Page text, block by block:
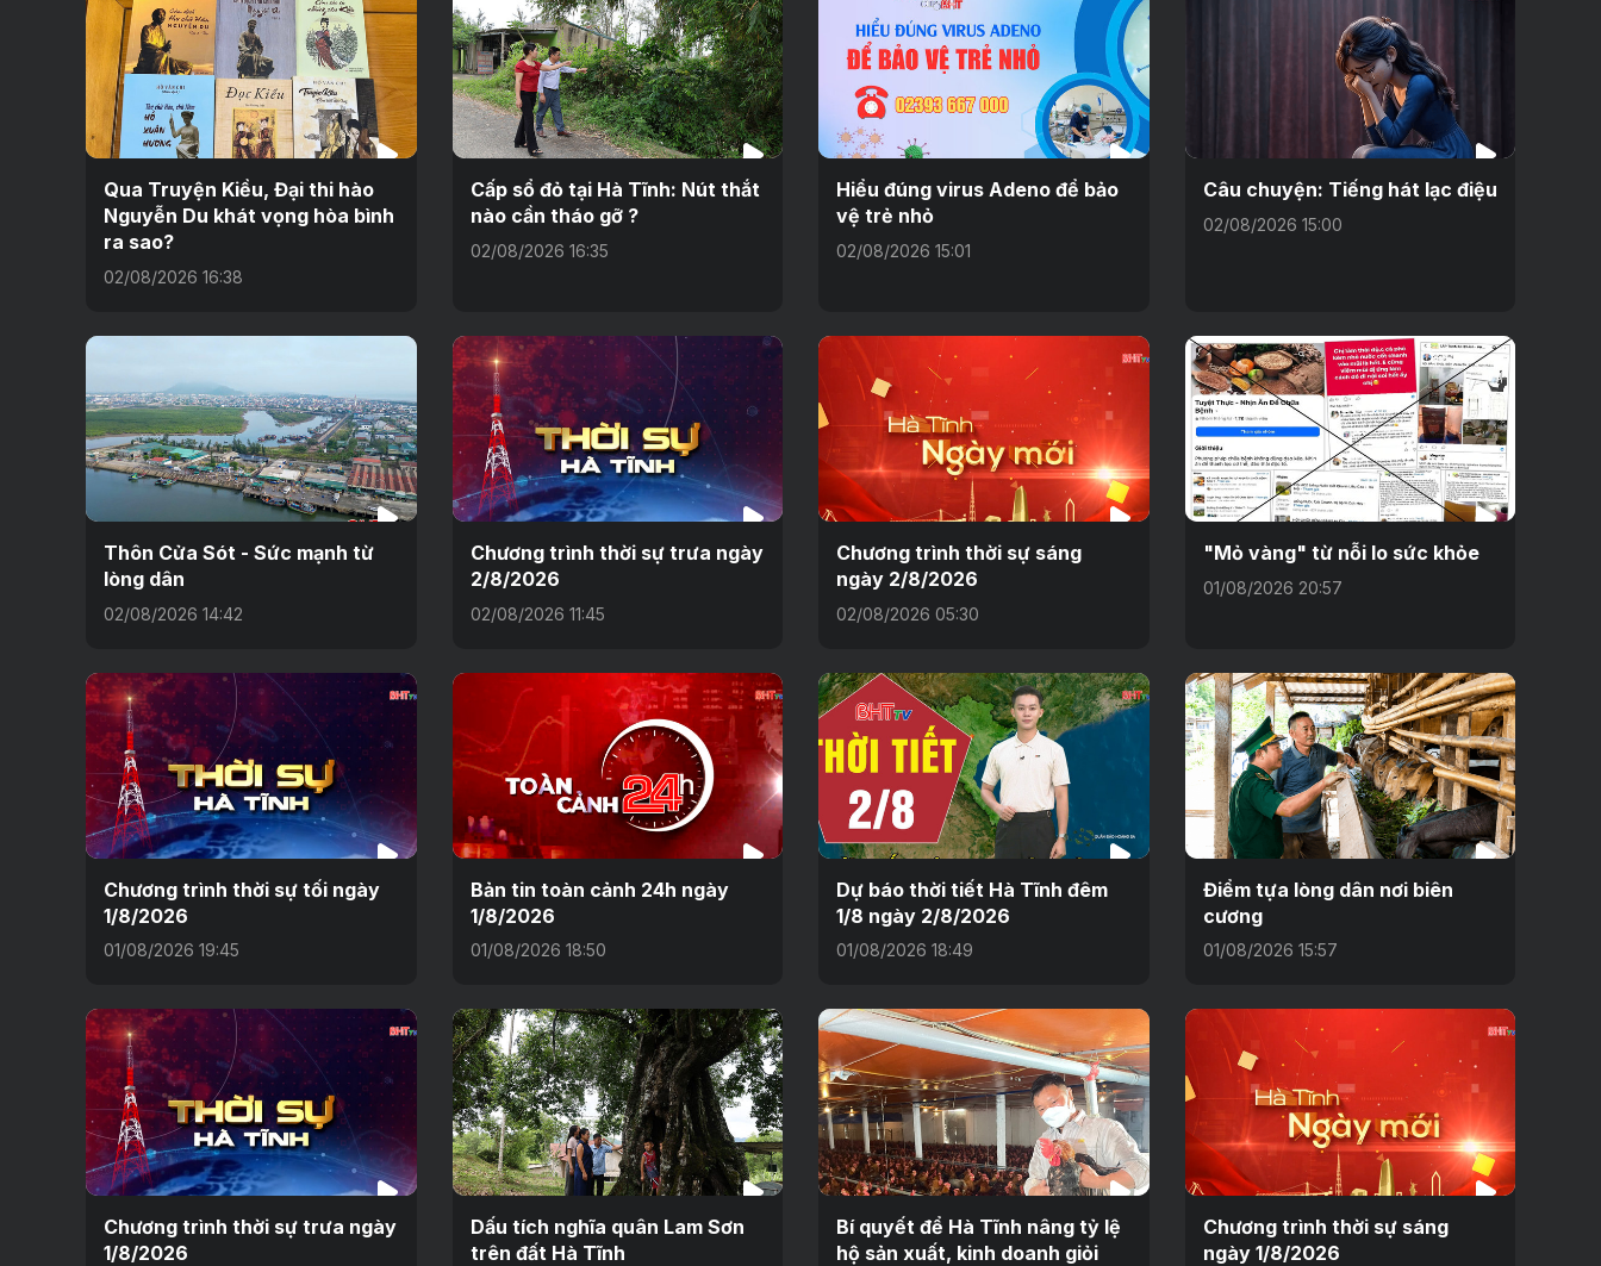
Qua Truyện Kiều, Đại thi hào
Nguyễn Du khát vọng hòa bình
ra sao?
02/08/2026 16:38
Cấp sổ đỏ tại Hà Tĩnh: Nút thắt
nào cần tháo gỡ ?
02/08/2026 16:35
Hiểu đúng virus Adeno để bảo
vệ trẻ nhỏ
02/08/2026 15:01
Câu chuyện: Tiếng hát lạc điệu
02/08/2026 15:00
Thôn Cửa Sót - Sức mạnh từ
lòng dân
02/08/2026 14:42
Chương trình thời sự trưa ngày
2/8/2026
02/08/2026 11:45
Chương trình thời sự sáng
ngày 2/8/2026
02/08/2026 05:30
"Mỏ vàng" từ nỗi lo sức khỏe
01/08/2026 20:57
Chương trình thời sự tối ngày
1/8/2026
01/08/2026 19:45
Bản tin toàn cảnh 24h ngày
1/8/2026
01/08/2026 18:50
Dự báo thời tiết Hà Tĩnh đêm
1/8 ngày 2/8/2026
01/08/2026 18:49
Điểm tựa lòng dân nơi biên
cương
01/08/2026 15:57
Chương trình thời sự trưa ngày
1/8/2026
Dấu tích nghĩa quân Lam Sơn
trên đất Hà Tĩnh
Bí quyết để Hà Tĩnh nâng tỷ lệ
hộ sản xuất, kinh doanh giỏi
Chương trình thời sự sáng
ngày 1/8/2026